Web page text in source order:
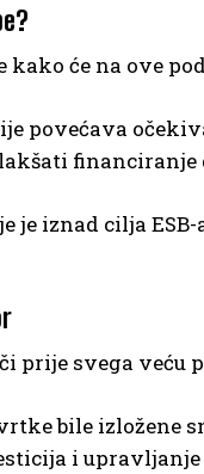
će na ove
povećava
je iznad cilja
prije svega
bile izložene
i